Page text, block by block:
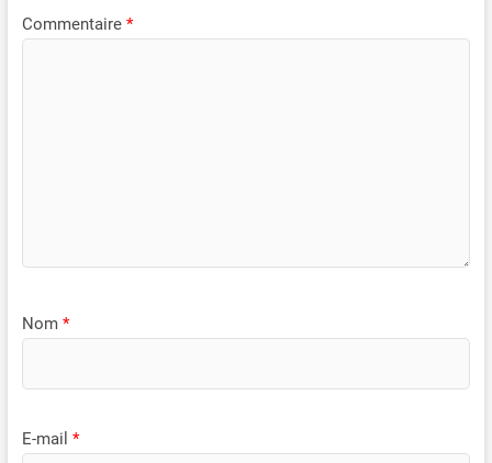
Commentaire *
Nom *
E-mail *